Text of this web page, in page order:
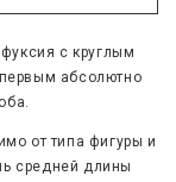
c круглым
абсолютно
от типа фигуры и
средней длины